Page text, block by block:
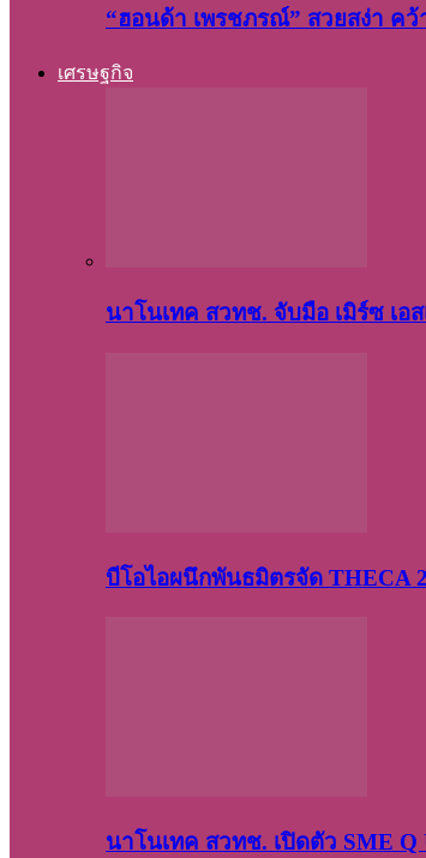
“ฮอนด้า เพรชภรณ์” สวยสง่า ค
เศรษฐกิจ
นาโนเทค สวทช. จับมือ เมิร์ซ เอ
บีโอไอผนึกพันธมิตรจัด THECA
นาโนเทค สวทช. เปิดตัว SME